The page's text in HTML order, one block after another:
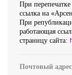
При
ссылка на
При
работающая
страницу сайта:
Почтовый